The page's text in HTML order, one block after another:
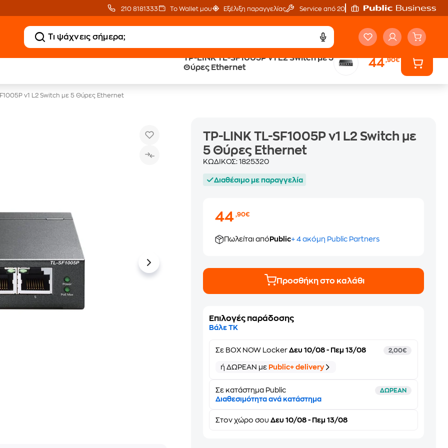
210 8181333 Το Wallet μου Εξέλιξη παραγγελίας Service από 20'
TP-LINK TL-SF1005P v1 L2 Switch με 5
Θύρες Ethernet
44,90€
Public επιστροφή €
v1 L2 Switch με 5 Θύρες Ethernet
TP-LINK TL-SF1005P v1 L2 Switch με
5 Θύρες Ethernet
ΚΩΔΙΚΟΣ:1825320
Διαθέσιμο με παραγγελία
44,90€
Πωλείται από Public+ 4 ακόμη Public Partners
Προσθήκη στο καλάθι
Επιλογές παράδοσης
Βάλε ΤΚ
Σε BOX NOW Locker Δευ 10/08 - Πεμ 13/08 2,00€
ή ΔΩΡΕΑΝ με Public+ delivery
Σε κατάστημα Public ΔΩΡΕΑΝ
Διαθεσιμότητα ανά κατάστημα
Στονχώρο σου Δευ 10/08 - Πεμ 13/08